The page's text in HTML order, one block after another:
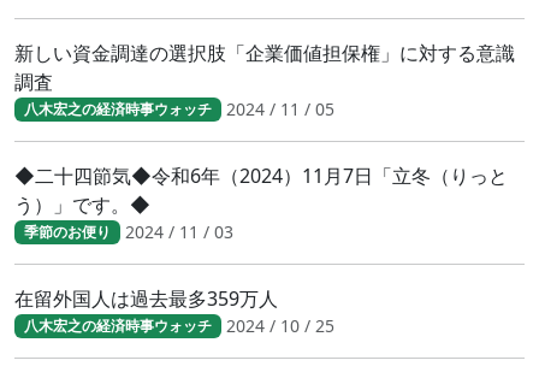
新しい資金調達の選択肢「企業価値担保権」に対する意識
調査
八木宏之の経済時事ウォッチ 2024 / 11 / 05
◆二十四節気◆令和6年（2024）11月7日「立冬（りっと
う）」です。◆
季節のお便り 2024 / 11 / 03
在留外国人は過去最多359万人
八木宏之の経済時事ウォッチ 2024 / 10 / 25